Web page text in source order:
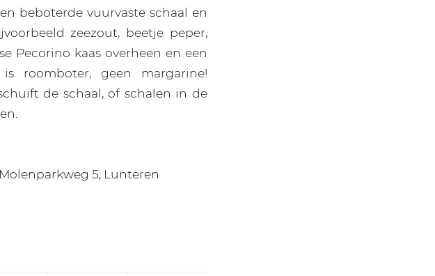
beboterde vuurvaste schaal en
zeezout, beetje peper,
Pecorino kaas overheen en een
roomboter, geen margarine!
de schaal, of schalen in de
5, Lunteren